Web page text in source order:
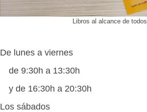
Libros al alcance de todos
De lunes a viernes
de 9:30h a 13:30h
y de 16:30h a 20:30h
Los sábados